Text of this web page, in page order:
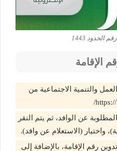
الحدود 1443
الإقامة
والتنمية الاجتماعية من
عن الوافد، ثم يتم النقر
واختيار (الاستعلام عن وافد).
رقم الإقامة، بالإضافة إلى